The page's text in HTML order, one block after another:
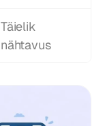
Täielik
nähtavus